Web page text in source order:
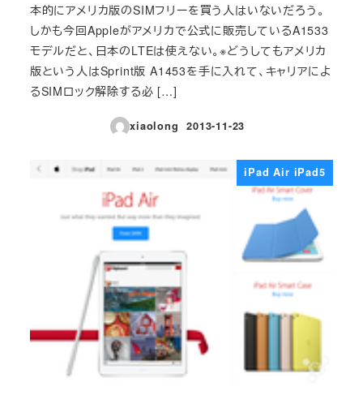
本的にアメリカ版のSIMフリーを買う人はいないだろう。
しかも今回Appleがアメリカで公式に販売しているA1533
モデルだと、日本のLTEは使えない。※どうしてもアメリカ
版という人はSprint版 A1453を手に入れて、キャリアによ
るSIMロック解除する必 […]
xiaolong
投稿日
2013-11-23
iPad Air iPad5